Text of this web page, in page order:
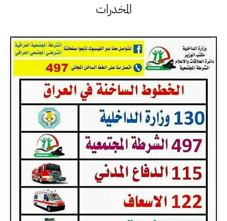
المخدرات